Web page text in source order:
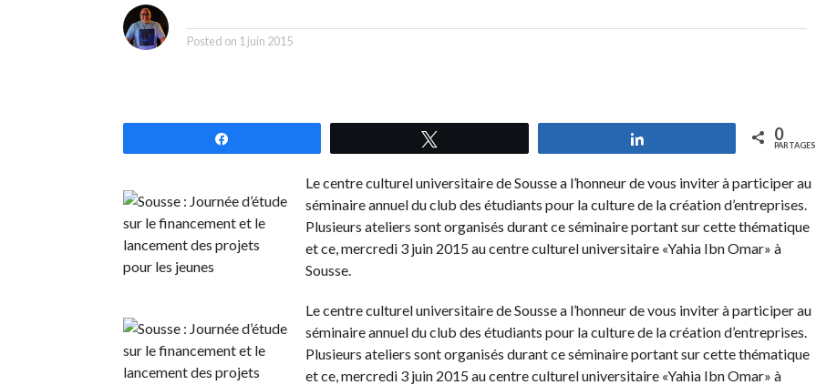
Posted on 1 juin 2015
0
PARTAGES
Le centre culturel universitaire de Sousse a l’honneur de vous inviter à participer au
séminaire annuel du club des étudiants pour la culture de la création d’entreprises.
Plusieurs ateliers sont organisés durant ce séminaire portant sur cette thématique
et ce, mercredi 3 juin 2015 au centre culturel universitaire «Yahia Ibn Omar» à
Sousse.
Le centre culturel universitaire de Sousse a l’honneur de vous inviter à participer au
séminaire annuel du club des étudiants pour la culture de la création d’entreprises.
Plusieurs ateliers sont organisés durant ce séminaire portant sur cette thématique
et ce, mercredi 3 juin 2015 au centre culturel universitaire «Yahia Ibn Omar» à